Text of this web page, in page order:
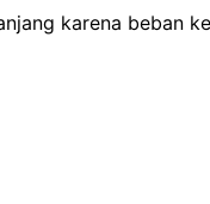
karena beban